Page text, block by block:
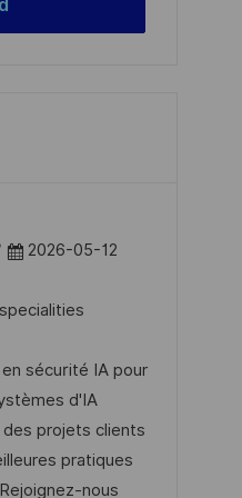
D
t
m
d
e
r
V
2026-05-12
sécurité IA pour
d'IA
projets clients
pratiques
nous